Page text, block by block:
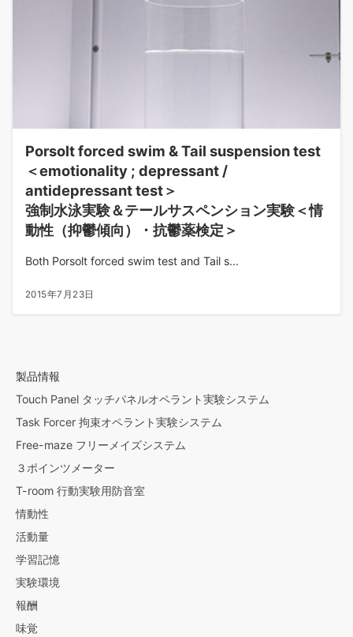
Porsolt forced swim & Tail suspension test
＜emotionality ; depressant /
antidepressant test＞
強制水泳実験＆テールサスペンション実験＜情
動性（抑鬱傾向）・抗鬱薬検定＞
Both Porsolt forced swim test and Tail s...
2015年7月23日
製品情報
Touch Panel タッチパネルオペラント実験システム
Task Forcer 拘束オペラント実験システム
Free-maze フリーメイズシステム
３ポインツメーター
T-room 行動実験用防音室
情動性
活動量
学習記憶
実験環境
報酬
味覚